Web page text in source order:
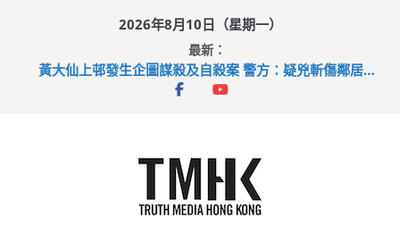
content
2026年8月10日（星期一）
最新：
目標九月發表首個五年規劃 李家超：研設機構代辦樓宇維修